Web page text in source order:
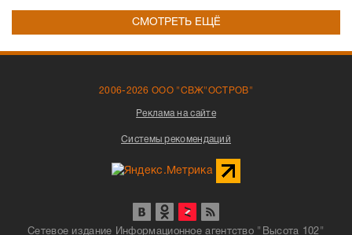
СМОТРЕТЬ ЕЩЁ
2006-2026 ООО "СВЖ"ОСТРОВ"
Реклама на сайте
Системы рекомендаций
Сетевое издание Информационное агентство "Высота 102"